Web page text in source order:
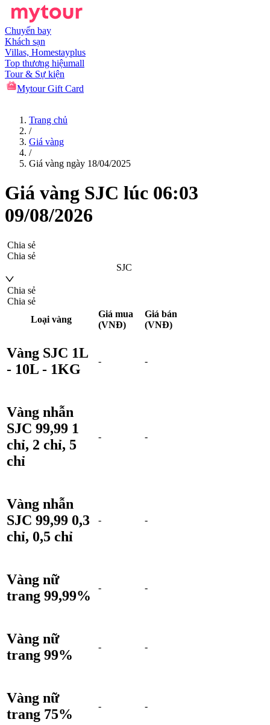
Chuyến bay
Khách sạn
Villas, Homestayplus
Top thương hiệumall
Tour & Sự kiện
Mytour Gift Card
Trang chủ
/
Giá vàng
/
Giá vàng ngày 18/04/2025
Giá vàng SJC lúc 06:03
09/08/2026
Chia sẻ
Chia sẻ
SJC
Chia sẻ
Chia sẻ
Loại vàng
Giá mua
(VNĐ)
Giá bán
(VNĐ)
Vàng SJC 1L
- 10L - 1KG
- -
Vàng nhẫn
SJC 99,99 1
chỉ, 2 chỉ, 5
chỉ
- -
Vàng nhẫn
SJC 99,99 0,3
chỉ, 0,5 chỉ
- -
Vàng nữ
trang 99,99%
- -
Vàng nữ
trang 99%
- -
Vàng nữ
trang 75%
- -